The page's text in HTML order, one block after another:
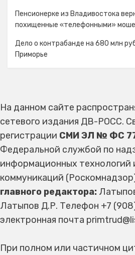
Пенсионерке из Владивостока
похищенные «телефонными»
Дело о контрабанде на 680 млн
Приморье
На данном сайте
сетевого издания ДВ-РОСС.
регистрации СМИ ЭЛ № ФС
Федеральной службой по
информационных технологий
коммуникаций
главного редактора:
Латыпов Д.Р. Телефон +7
электронная почта
При полном или частичном